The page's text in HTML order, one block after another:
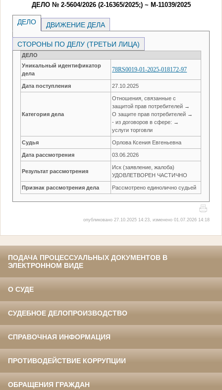
ДЕЛО № 2-5604/2026 (2-16365/2025;) ~ М-11039/2025
ДЕЛО ДВИЖЕНИЕ ДЕЛА
СТОРОНЫ ПО ДЕЛУ (ТРЕТЬИ ЛИЦА)
ДЕЛО
Уникальный идентификатор
дела
78RS0019-01-2025-018172-97
Дата поступления 27.10.2025
Категория дела
Отношения, связанные с
защитой прав потребителей →
О защите прав потребителей →
- из договоров в сфере: →
услуги торговли
Судья Орлова Ксения Евгеньевна
Дата рассмотрения 03.06.2026
Результат рассмотрения
Иск (заявление, жалоба)
УДОВЛЕТВОРЕН ЧАСТИЧНО
Признак рассмотрения дела Рассмотрено единолично судьей
опубликовано 27.10.2025 14:23, изменено 01.07.2026 14:18
ПОДАЧА ПРОЦЕССУАЛЬНЫХ ДОКУМЕНТОВ В
ЭЛЕКТРОННОМ ВИДЕ
О СУДЕ
СУДЕБНОЕ ДЕЛОПРОИЗВОДСТВО
СПРАВОЧНАЯ ИНФОРМАЦИЯ
ПРОТИВОДЕЙСТВИЕ КОРРУПЦИИ
ОБРАЩЕНИЯ ГРАЖДАН